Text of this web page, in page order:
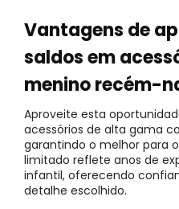
Vantagens de
saldos em
menino recém-
Aproveite esta
acessórios de alta gama
garantindo o melhor para
limitado reflete anos de
infantil, oferecendo
detalhe escolhido.